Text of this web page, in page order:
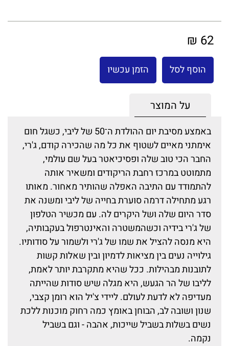
62 ₪
הוסף לסל הזמן עכשיו
על המוצר
באמצע מסיבת יום ההולדת ה־50 של ליבי, כשגל חום
אימתני מאיים לשטוף את כל מה שהכירה קודם, ג'רי,
החבר הכי טוב שלה ופסיכיאטר בעל שם עולמי,
מתמוטט במרכז רחבת הריקודים ומשאיר אותה
להתמודד עם התיבה האפלה שהותיר מאחור. מאותו
רגע מתחילה דרמה סוערת בחייה של ליבי ומשנה את
סדר היום שלה ושל היקרים לה. עם מכשיר הטלפון
של ג'רי בידיה וכשהמשטרה והאינטרפול בעקבותיה,
היא מנסה להציל את שמו של ג'רי ולשמור על סודותיו.
גילוייה נעים בין מציאות לדמיון ובין שאלות קשות
לתובנות מבהילות. ככל שהיא מתקרבת יותר לאמת,
לליבו של הר הגעש, היא מגלה שיש סודות שהייתה
מעדיפה לא לדעת לעולם. ליידי צ'יל הוא רומן קצבי,
שנון ושובה לב, הבוחן באומץ כמה רחוק מוכנות ללכת
נשים בשלות בשביל שייכות, אהבה - וגם בשביל
נקמה.